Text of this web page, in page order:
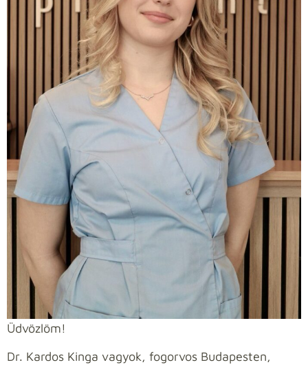
Üdvözlöm!
Dr. Kardos Kinga vagyok, fogorvos Budapesten,